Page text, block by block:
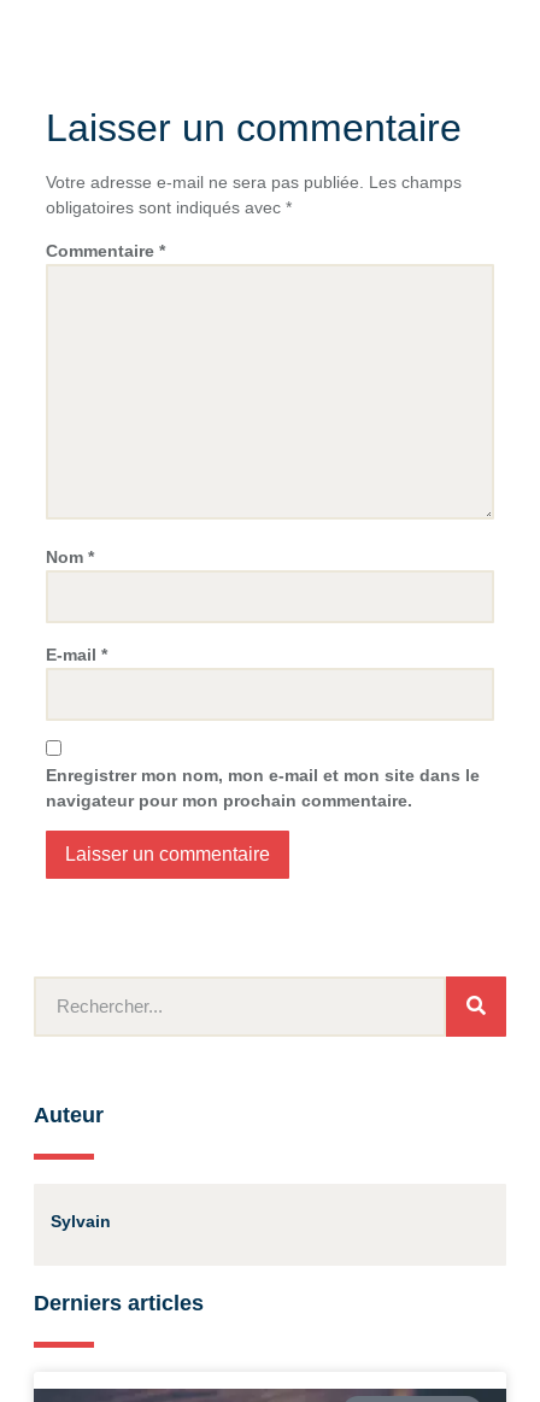
Laisser un commentaire
Votre adresse e-mail ne sera pas publiée.
Les champs
obligatoires sont indiqués avec *
Commentaire *
Nom *
E-mail *
Enregistrer mon nom, mon e-mail et mon site dans le
navigateur pour mon prochain commentaire.
Auteur
Sylvain
Derniers articles